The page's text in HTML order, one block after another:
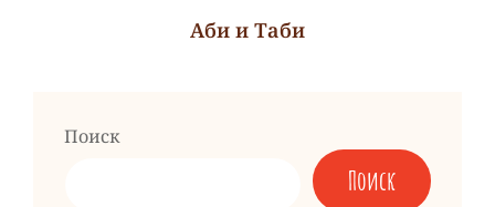
Аби и Таби
Поиск
Поиск